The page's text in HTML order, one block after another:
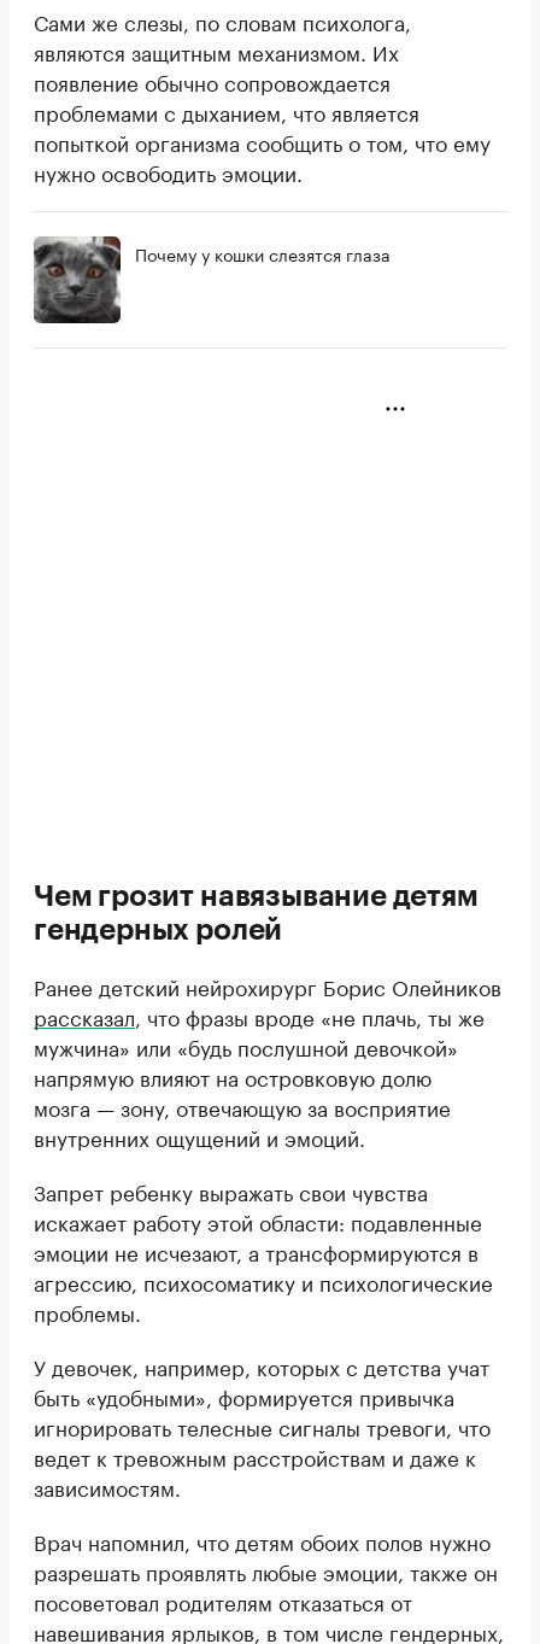
Сами же слезы, по словам психолога,
являются защитным механизмом. Их
появление обычно сопровождается
проблемами с дыханием, что является
попыткой организма сообщить о том, что ему
нужно освободить эмоции.
Почему у кошки слезятся глаза
Чем грозит навязывание детям
гендерных ролей
Ранее детский нейрохирург Борис Олейников
рассказал, что фразы вроде «не плачь, ты же
мужчина» или «будь послушной девочкой»
напрямую влияют на островковую долю
мозга — зону, отвечающую за восприятие
внутренних ощущений и эмоций.
Запрет ребенку выражать свои чувства
искажает работу этой области: подавленные
эмоции не исчезают, а трансформируются в
агрессию, психосоматику и психологические
проблемы.
У девочек, например, которых с детства учат
быть «удобными», формируется привычка
игнорировать телесные сигналы тревоги, что
ведет к тревожным расстройствам и даже к
зависимостям.
Врач напомнил, что детям обоих полов нужно
разрешать проявлять любые эмоции, также он
посоветовал родителям отказаться от
навешивания ярлыков, в том числе гендерных,